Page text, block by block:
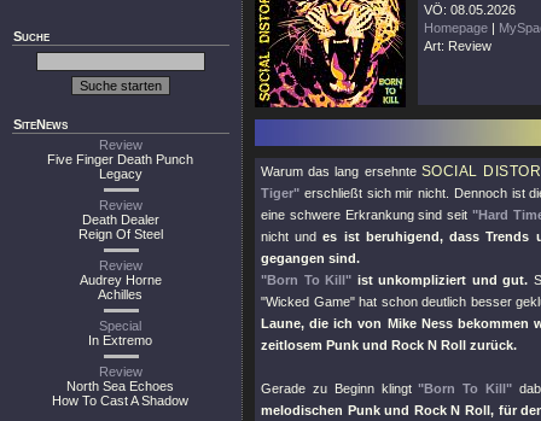
Suche
SiteNews
Review
Five Finger Death Punch
Legacy
Review
Death Dealer
Reign Of Steel
Review
Audrey Horne
Achilles
Special
In Extremo
Review
North Sea Echoes
How To Cast A Shadow
VÖ: 08.05.2026
Homepage |
Art: Review
Warum das lang ersehnte SOCIAL
Tiger" erschließt sich mir nicht. Dennoch ist
eine schwere Erkrankung sind seit "Hard
nicht undes ist beruhigend, dass
gegangen sind.
"Born To Kill" ist unkompliziert und gut.
"Wicked Game"hat schon deutlich besser
Laune, die ich von Mike Ness bekommen
zeitlosem Punk und Rock N Roll zurück.
Gerade zu Beginn klingt"Born To Kill"
melodischen Punk und Rock N Roll, für